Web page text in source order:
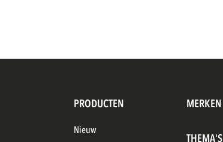
PRODUCTEN MERKEN
Nieuw
THEMA'S